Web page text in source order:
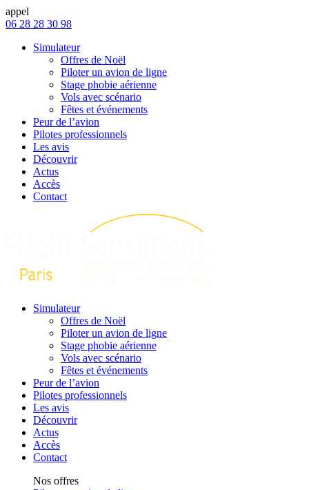
appel
06 28 28 30 98
Simulateur
Offres de Noël
Piloter un avion de ligne
Stage phobie aérienne
Vols avec scénario
Fêtes et événements
Peur de l’avion
Pilotes professionnels
Les avis
Découvrir
Actus
Accès
Contact
Simulateur
Offres de Noël
Piloter un avion de ligne
Stage phobie aérienne
Vols avec scénario
Fêtes et événements
Peur de l’avion
Pilotes professionnels
Les avis
Découvrir
Actus
Accès
Contact
Nos offres